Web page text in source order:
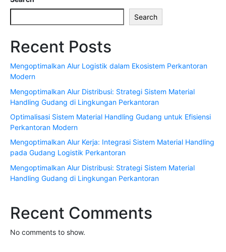
Search
Recent Posts
Mengoptimalkan Alur Logistik dalam Ekosistem Perkantoran
Modern
Mengoptimalkan Alur Distribusi: Strategi Sistem Material
Handling Gudang di Lingkungan Perkantoran
Optimalisasi Sistem Material Handling Gudang untuk Efisiensi
Perkantoran Modern
Mengoptimalkan Alur Kerja: Integrasi Sistem Material Handling
pada Gudang Logistik Perkantoran
Mengoptimalkan Alur Distribusi: Strategi Sistem Material
Handling Gudang di Lingkungan Perkantoran
Recent Comments
No comments to show.